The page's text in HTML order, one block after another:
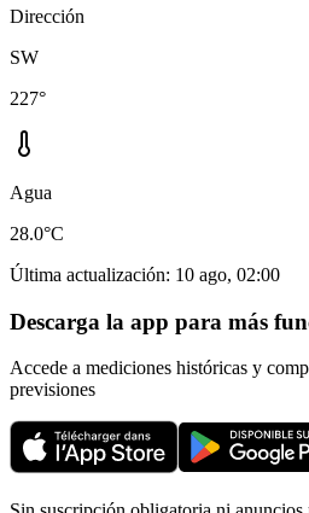
Dirección
SW
227°
Agua
28.0°C
Última actualización: 10 ago, 02:00
Descarga la app para más
Accede a mediciones históricas y
previsiones